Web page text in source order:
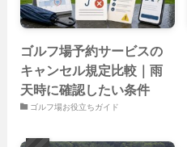
ゴルフ場予約サービスの
キャンセル規定比較｜雨
天時に確認したい条件
ゴルフ場お役立ちガイド